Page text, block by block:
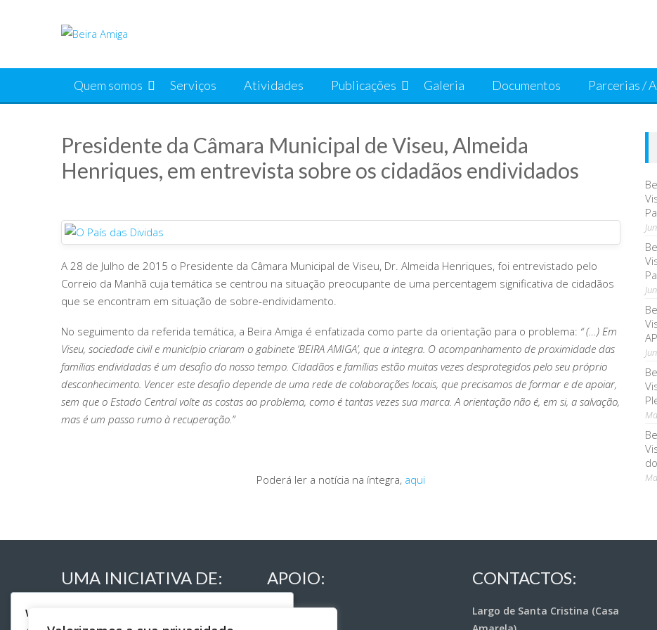
Quem somos Serviços Atividades Publicações Galeria Documentos Parcerias /
Presidente da Câmara Municipal de Viseu, Almeida
Henriques, em entrevista sobre os cidadãos endividados
A 28 de Julho de 2015 o Presidente da Câmara Municipal de Viseu, Dr. Almeida Henriques, foi entrevistado pelo
Correio da Manhã cuja temática se centrou na situação preocupante de uma percentagem significativa de cidadãos
que se encontram em situação de sobre-endividamento.
No seguimento da referida temática, a Beira Amiga é enfatizada como parte da orientação para o problema: “ (…) Em
Viseu, sociedade civil e município criaram o gabinete ‘BEIRA AMIGA’, que a integra. O acompanhamento de proximidade das
famílias endividadas é um desafio do nosso tempo. Cidadãos e famílias estão muitas vezes desprotegidos pelo seu próprio
desconhecimento. Vencer este desafio depende de uma rede de colaborações locais, que precisamos de formar e de apoiar,
sem que o Estado Central volte as costas ao problema, como é tantas vezes sua marca. A orientação não é, em si, a salvação,
mas é um passo rumo à recuperação.”
Poderá ler a notícia na íntegra, aqui
UMA INICIATIVA DE: APOIO: CONTACTOS:
Largo de Santa Cristina (Casa
We respect your privacy